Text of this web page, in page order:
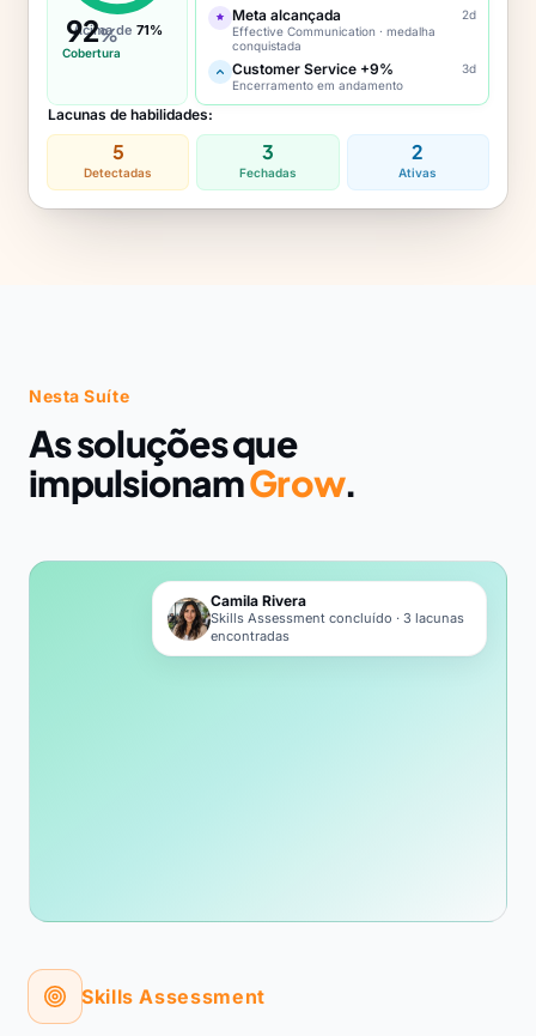
92%
Cobertura
Acima de 71%
Meta alcançada
Effective Communication · medalha
conquistada
2d
Customer Service +9%
Encerramento em andamento
3d
Lacunas de habilidades:
5
Detectadas
3
Fechadas
2
Ativas
Nesta Suíte
As soluções que
impulsionamGrow.
Camila Rivera
Skills Assessment concluído · 3 lacunas
encontradas
Skills Assessment